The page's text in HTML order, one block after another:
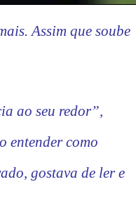
Assim que soube
ao seu redor”,
entender como
gostava de ler e